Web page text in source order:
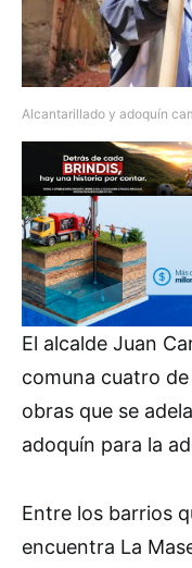
Alcantarillado y adoquín
El alcalde Juan
comuna cuatro
obras que se
adoquín para la
Entre los barrios
encuentra La